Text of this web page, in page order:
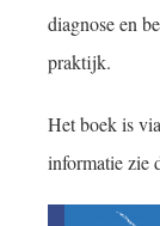
diagnose en
praktijk.
Het boek is
informatie zie